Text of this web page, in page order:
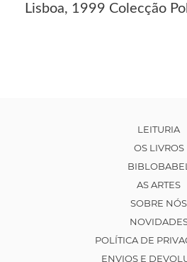
Lisboa, 1999 Colecção
LEITURIA
OS LIVROS
BIBLOBABEL
AS ARTES
SOBRE NÓS
POLÍTICA DE
ENVIOS E